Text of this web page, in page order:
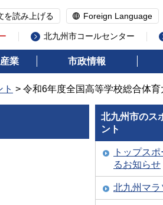
を読み上げる Foreign Language
北九州市コールセンター
業 市政情報
> 令和6年度全国高等学校総合体育
北九州市のス
ント
トップス
るお知らせ
北九州マラ